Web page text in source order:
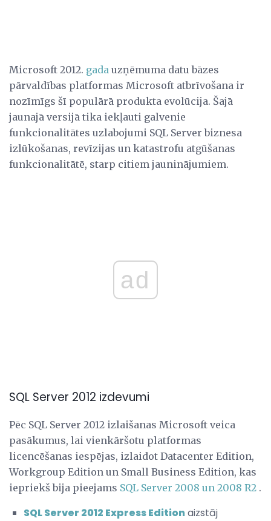
Microsoft 2012. gada uzņēmuma datu bāzes
pārvaldības platformas Microsoft atbrīvošana ir
nozīmīgs šī populārā produkta evolūcija. Šajā
jaunajā versijā tika iekļauti galvenie
funkcionalitātes uzlabojumi SQL Server biznesa
izlūkošanas, revīzijas un katastrofu atgūšanas
funkcionalitātē, starp citiem jauninājumiem.
ad
SQL Server 2012 izdevumi
Pēc SQL Server 2012 izlaišanas Microsoft veica
pasākumus, lai vienkāršotu platformas
licencēšanas iespējas, izlaidot Datacenter Edition,
Workgroup Edition un Small Business Edition, kas
iepriekš bija pieejams SQL Server 2008 un 2008 R2 .
SQL Server 2012 Express Editionaizstāj